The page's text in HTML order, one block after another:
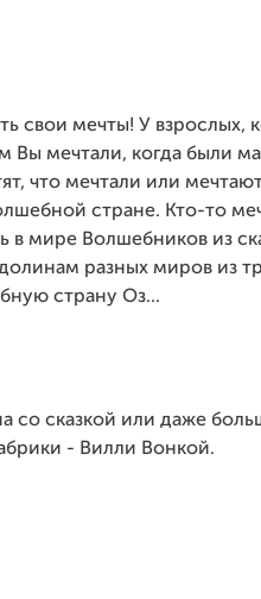
свои мечты! У
Вы мечтали, когда были
что мечтали или
стране. Кто-то
в мире Волшебников из
разных миров из
страну Оз...
со сказкой или даже
- Вилли Вонкой.